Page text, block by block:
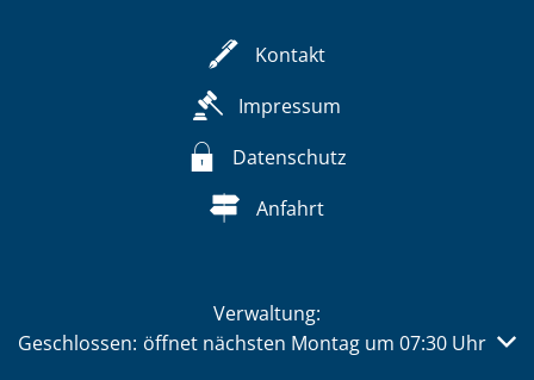
Kontakt
Impressum
Datenschutz
Anfahrt
Verwaltung:
Klicken, um weitere Öffnungs- oder Schließzeiten
Geschlossen: öffnet nächsten Montag um 07:30 Uhr